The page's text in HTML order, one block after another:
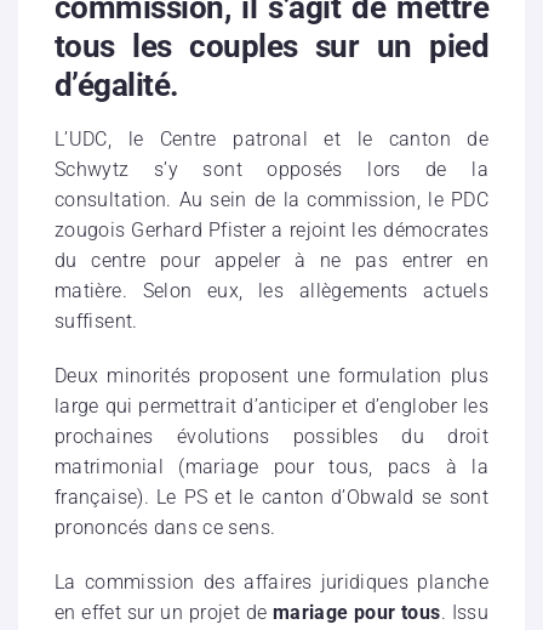
commission, il s’agit de mettre
tous les couples sur un pied
d’égalité.
L’UDC, le Centre patronal et le canton de
Schwytz s’y sont opposés lors de la
consultation. Au sein de la commission, le PDC
zougois Gerhard Pfister a rejoint les démocrates
du centre pour appeler à ne pas entrer en
matière. Selon eux, les allègements actuels
suffisent.
Deux minorités proposent une formulation plus
large qui permettrait d’anticiper et d’englober les
prochaines évolutions possibles du droit
matrimonial (mariage pour tous, pacs à la
française). Le PS et le canton d’Obwald se sont
prononcés dans ce sens.
La commission des affaires juridiques planche
en effet sur un projet de mariage pour tous. Issu